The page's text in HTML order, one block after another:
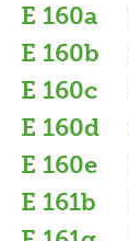
E 160a
E 160b
E 160c
E 160d
E 160e
E 161b